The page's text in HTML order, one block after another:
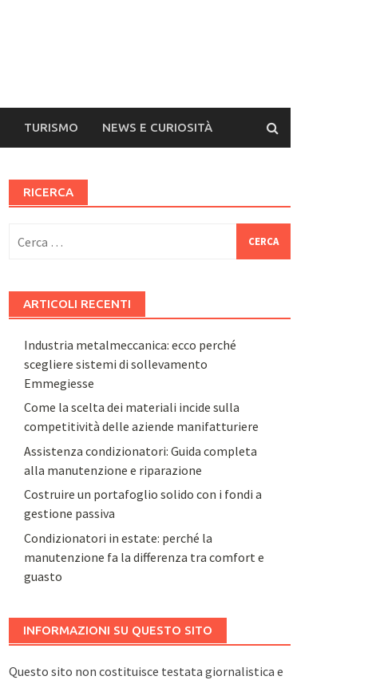
TURISMO NEWS E CURIOSITÀ
RICERCA
per:
ARTICOLI RECENTI
Industria metalmeccanica: ecco perché
scegliere sistemi di sollevamento
Emmegiesse
Come la scelta dei materiali incide sulla
competitività delle aziende manifatturiere
Assistenza condizionatori: Guida completa
alla manutenzione e riparazione
Costruire un portafoglio solido con i fondi a
gestione passiva
Condizionatori in estate: perché la
manutenzione fa la differenza tra comfort e
guasto
INFORMAZIONI SU QUESTO SITO
Questo sito non costituisce testata giornalistica e